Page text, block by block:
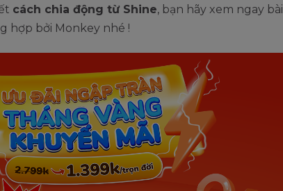
cách chia động từ Shine, bạn hãy xem ngay bài
hợp bởi Monkey nhé !